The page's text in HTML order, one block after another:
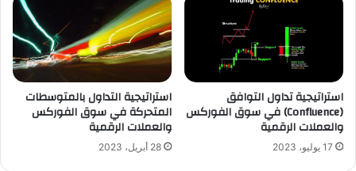
استراتيجية تداول التوافق
(Confluence) في سوق الفوركس
والعملات الرقمية
17 يوليو، 2023
استراتيجية التداول بالمتوسطات
المتحركة في سوق الفوركس
والعملات الرقمية
28 أبريل، 2023